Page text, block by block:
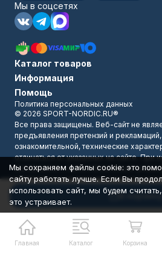
В корзину
Главная Каталог Корзина
Мы в соцсетях
Каталог товаров
Информация
Помощь
Политика персональных данных
© 2026 SPORT-NORDIC.RU®
Все права защищены. Веб-сайт не
предъявления претензий и
ознакомительной, технические
отличаться от указанных на сайте. При
материалов с сайта обязательно
источник.
Разработано вbodysite.ru
Мы сохраняем файлы cookie: это
сайту работать лучше. Если Вы
использовать сайт, мы будем
это устраивает.